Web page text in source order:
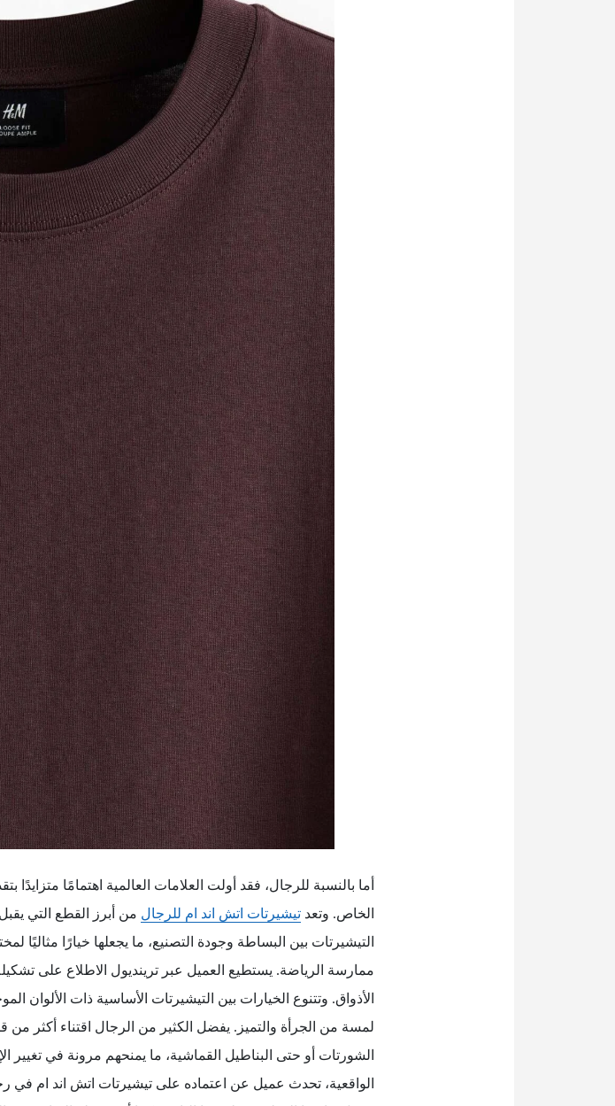
أما بالنسبة للرجال، فقد أولت العلامات العالمية اهتمامًا
الخاص. وتعد تيشيرتات اتش اند ام للرجال من أبرز القطع التي
التيشيرتات بين البساطة وجودة التصنيع، ما يجعلها خيارًا مثاليًا
ممارسة الرياضة. يستطيع العميل عبر ترينديول الاطلاع على
الأذواق. وتتنوع الخيارات بين التيشيرتات الأساسية ذات
لمسة من الجرأة والتميز. يفضل الكثير من الرجال اقتناء أكثر
الشورتات أو حتى البناطيل القماشية، ما يمنحهم مرونة في تغيير
الواقعية، تحدث عميل عن اعتماده على تيشيرتات اتش اند ام في